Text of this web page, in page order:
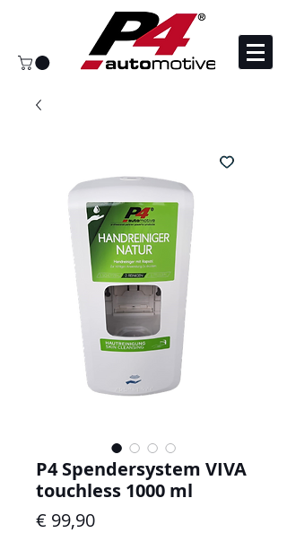
P4 Spendersystem VIVA
touchless 1000 ml
€ 99,90Preis